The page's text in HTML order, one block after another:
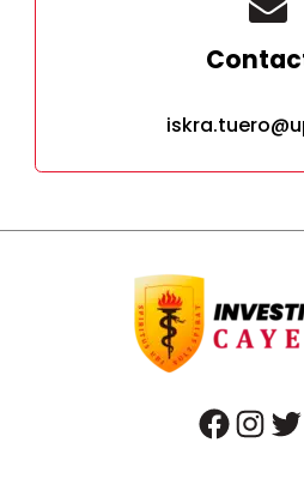
facebook instagram twitter